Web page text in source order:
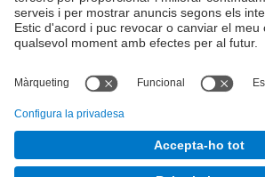
Formulari de contacte
© UPCDepartament d'Arquitectura de
Jordi Girona, 1-3. 08034 Barcelona - email:
ac.usd.utgcntic@upc.edu